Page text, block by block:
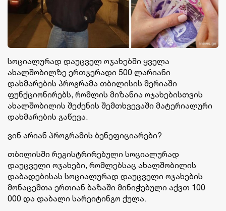
სოციალურად დაუცველ ოჯახებში ყველა
ახალშობილზე ერთჯერადი 500 ლარიანი
დახმარების პროგრამა თბილისის მერიაში
ფუნქციონირებს, რომლის მიზანია ოჯახებისთვის
ახალშობილის შეძენის შემთხვევაში მატერიალური
დახმარების გაწევა.
ვინ არიან პროგრამის ბენეფიციარები?
თბილისში რეგისტრირებული სოციალურად
დაუცველი ოჯახები, რომლებსაც ახალშობილის
დაბადებისას სოციალურად დაუცველი ოჯახების
მონაცემთა ერთიან ბაზაში მინიჭებული აქვთ 100
000 და დაბალი სარეიტინგო ქულა.